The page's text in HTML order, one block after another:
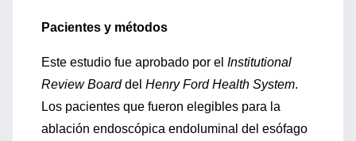
Pacientes y métodos
Este estudio fue aprobado por el Institutional
Review Boarddel Henry Ford Health System.
Los pacientes que fueron elegibles para la
ablación endoscópica endoluminal del esófago